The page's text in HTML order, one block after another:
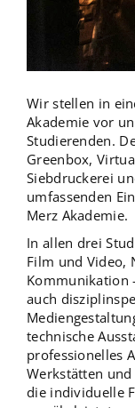
Wir stellen in
Akademie vor
Studierenden.
Greenbox,
Siebdruckerei
umfassenden
Merz Akademie.
In allen drei
Film und Video,
Kommunikation
auch
technische
professionelles
Werkstätten
die individuelle